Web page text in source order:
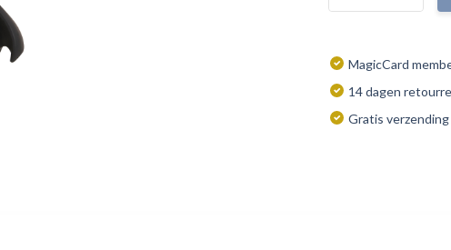
MagicCard
14 dagen
Gratis